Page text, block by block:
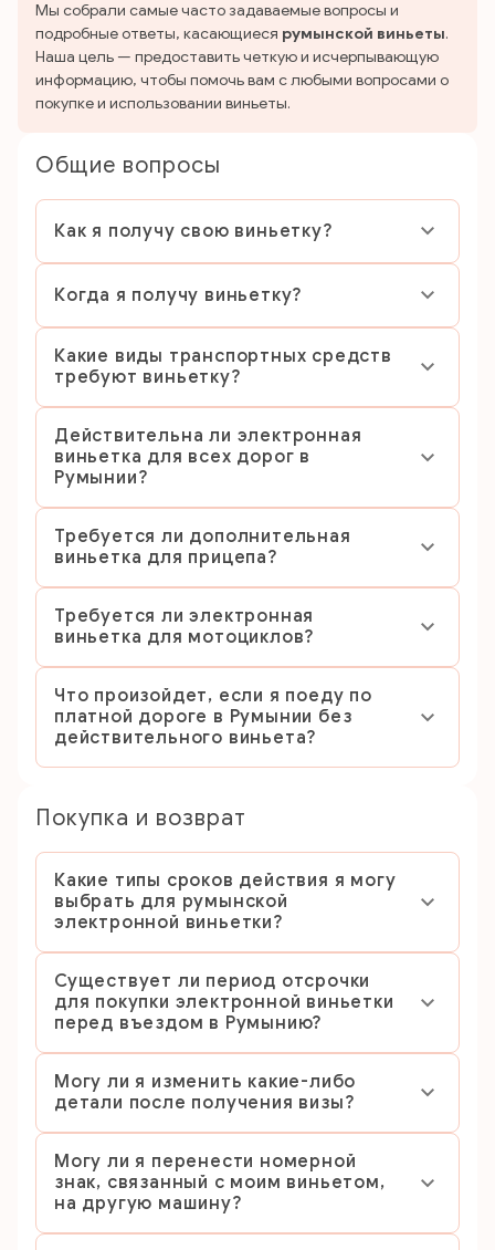
Мы собрали самые часто задаваемые вопросы и
подробные ответы, касающиеся румынской виньеты.
Наша цель — предоставить четкую и исчерпывающую
информацию, чтобы помочь вам с любыми вопросами о
покупке и использовании виньеты.
Общие вопросы
Как я получу свою виньетку?
Когда я получу виньетку?
Какие виды транспортных средств
требуют виньетку?
Действительна ли электронная
виньетка для всех дорог в
Румынии?
Требуется ли дополнительная
виньетка для прицепа?
Требуется ли электронная
виньетка для мотоциклов?
Что произойдет, если я поеду по
платной дороге в Румынии без
действительного виньета?
Покупка и возврат
Какие типы сроков действия я могу
выбрать для румынской
электронной виньетки?
Существует ли период отсрочки
для покупки электронной виньетки
перед въездом в Румынию?
Могу ли я изменить какие-либо
детали после получения визы?
Могу ли я перенести номерной
знак, связанный с моим виньетом,
на другую машину?